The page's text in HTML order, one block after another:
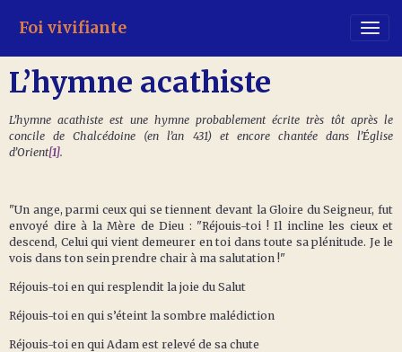
Foi vivifiante
L’hymne acathiste
L’hymne acathiste est une hymne probablement écrite très tôt après le
concile de Chalcédoine (en l’an 431) et encore chantée dans l’Église
d’Orient[1].
"Un ange, parmi ceux qui se tiennent devant la Gloire du Seigneur, fut
envoyé dire à la Mère de Dieu : "Réjouis-toi ! Il incline les cieux et
descend, Celui qui vient demeurer en toi dans toute sa plénitude. Je le
vois dans ton sein prendre chair à ma salutation !"
Réjouis-toi en qui resplendit la joie du Salut
Réjouis-toi en qui s’éteint la sombre malédiction
Réjouis-toi en qui Adam est relevé de sa chute